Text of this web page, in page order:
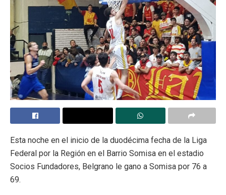
Esta noche en el inicio de la duodécima fecha de la Liga
Federal por la Región en el Barrio Somisa en el estadio
Socios Fundadores, Belgrano le gano a Somisa por 76 a
69.